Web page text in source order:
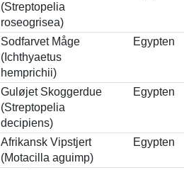
(Streptopelia
roseogrisea)
Sodfarvet Måge
(Ichthyaetus
hemprichii)
Egypten
Guløjet Skoggerdue
(Streptopelia
decipiens)
Egypten
Afrikansk Vipstjert
(Motacilla aguimp)
Egypten